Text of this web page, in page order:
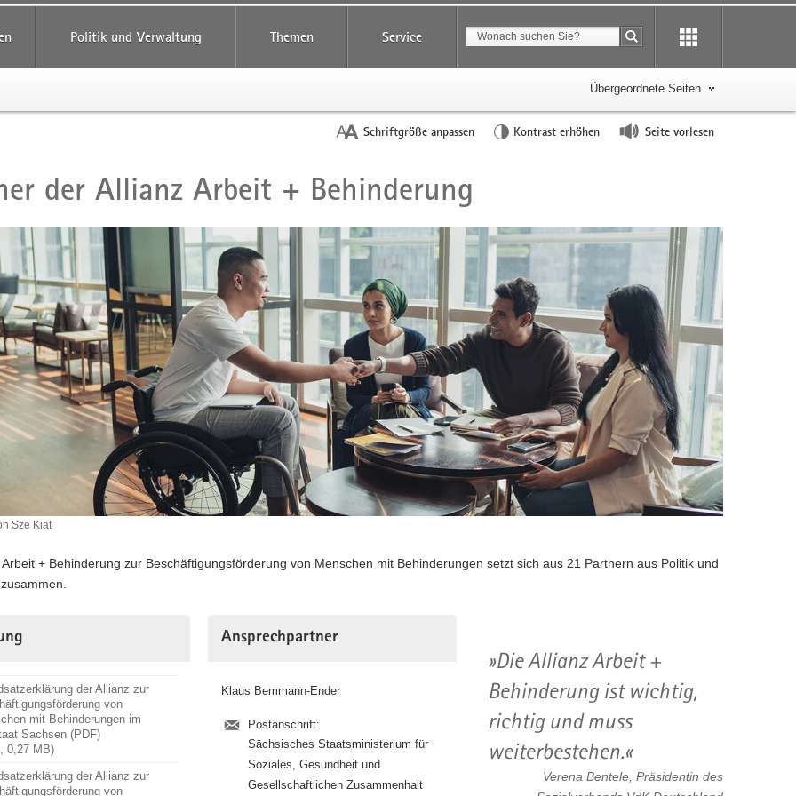
Politik und Verwaltung Themen Service Suchbegriff
Suche starten
Übergeordnete Seiten
Schriftgröße anpassen Kontrast erhöhen Seite vorlesen
der Allianz Arbeit + Behinderung
Sze Kiat
Arbeit + Behinderung zur Beschäftigungsförderung von Menschen mit Behinderungen setzt sich aus 21 Partnern aus Politik und
der Allianz zur
von
mit Behinderungen im
Sachsen (PDF)
0,27 MB)
der Allianz zur
von
Ansprechpartner
Klaus Bemmann-Ender
Postanschrift:
Sächsisches Staatsministerium für
Soziales, Gesundheit und
Gesellschaftlichen Zusammenhalt
Die Allianz Arbeit +
Behinderung ist wichtig,
richtig und muss
weiterbestehen.
Verena Bentele, Präsidentin des